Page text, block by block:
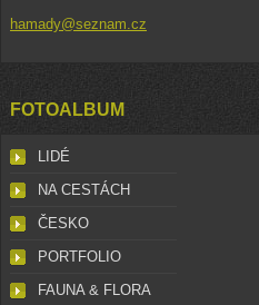
hamady@seznam.cz
FOTOALBUM
LIDÉ
NA CESTÁCH
ČESKO
PORTFOLIO
FAUNA & FLORA